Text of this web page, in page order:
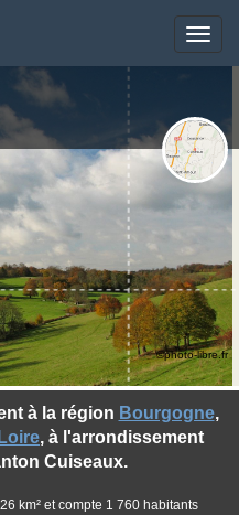
Toggle
à la région Bourgogne,
, à l'arrondissement
Cuiseaux.
km² et compte 1 760 habitants
©photo-libre.fr
Toggle